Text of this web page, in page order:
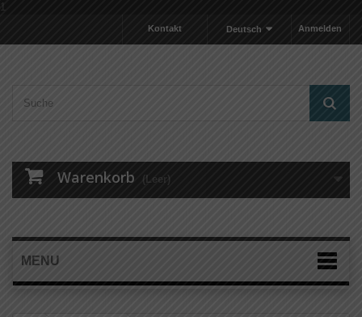
1
Anmelden
Deutsch
Kontakt
Warenkorb (Leer)
MENU